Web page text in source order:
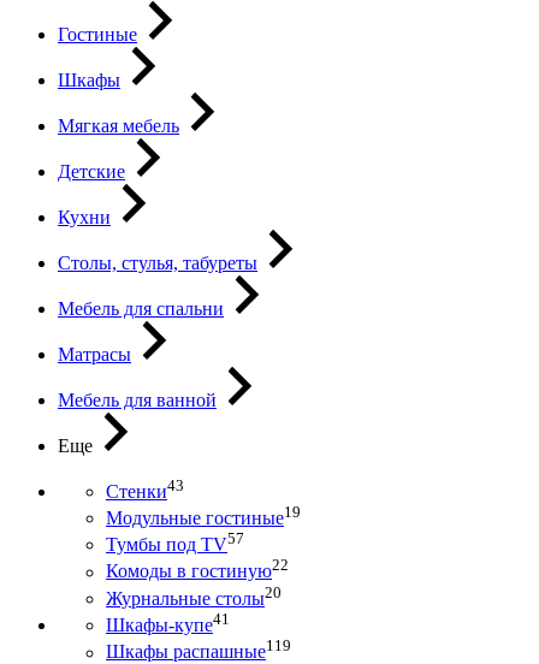
Гостиные
Шкафы
Мягкая мебель
Детские
Кухни
Столы, стулья, табуреты
Мебель для спальни
Матрасы
Мебель для ванной
Еще
Стенки43
Модульные гостиные19
Тумбы под ТV57
Комоды в гостиную22
Журнальные столы20
Шкафы-купе41
Шкафы распашные119